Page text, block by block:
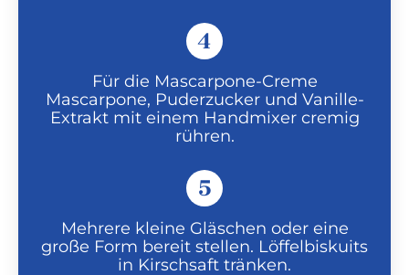
4
Für die Mascarpone-Creme
Mascarpone, Puderzucker und Vanille-
Extrakt mit einem Handmixer cremig
rühren.
5
Mehrere kleine Gläschen oder eine
große Form bereit stellen. Löffelbiskuits
in Kirschsaft tränken.